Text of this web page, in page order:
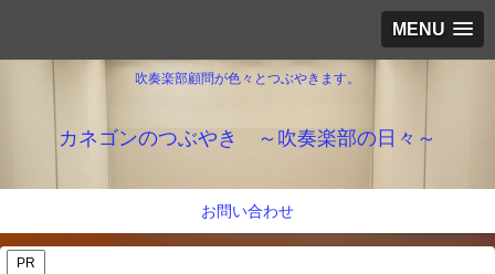
MENU
吹奏楽部顧問が色々とつぶやきます。
カネゴンのつぶやき ～吹奏楽部の日々～
お問い合わせ
PR